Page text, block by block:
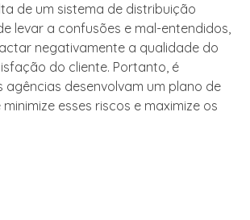
de um sistema de distribuição
levar a confusões e mal-entendidos,
negativamente a qualidade do
do cliente. Portanto, é
agências desenvolvam um plano de
esses riscos e maximize os